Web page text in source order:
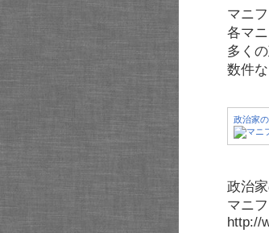
マニ
各マ
多く
数件
政治家
政治
マニ
http://